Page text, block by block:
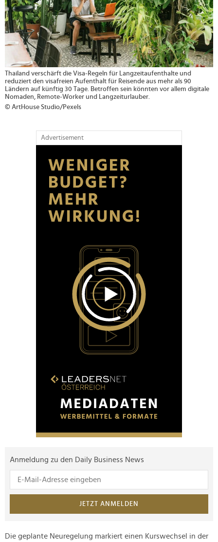
Thailand verschärft die Visa-Regeln für Langzeitaufenthalte und
reduziert den visafreien Aufenthalt für Reisende aus mehr als 90
Ländern auf künftig 30 Tage. Betroffen sein könnten vor allem digitale
Nomaden, Remote-Worker und Langzeiturlauber.
© ArtHouse Studio/Pexels
Advertisement
Anmeldung zu den Daily Business News
JETZT ANMELDEN
Die geplante Neuregelung markiert einen Kurswechsel in der